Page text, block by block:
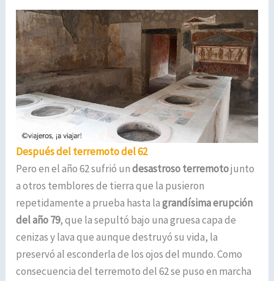
Después del terremoto del 62
Pero en el año 62 sufrió undesastroso terremotojunto
a otros temblores de tierra que la pusieron
repetidamente a prueba hasta lagrandísimaerupción
del año 79, que la sepultó bajo una gruesa capa de
cenizas y lava que aunque destruyó su vida, la
preservó al esconderla de los ojos del mundo. Como
consecuencia del terremoto del 62 se puso en marcha